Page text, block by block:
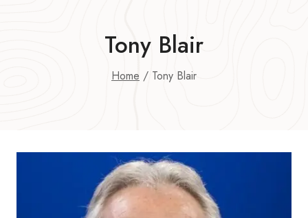
Tony Blair
Home / Tony Blair